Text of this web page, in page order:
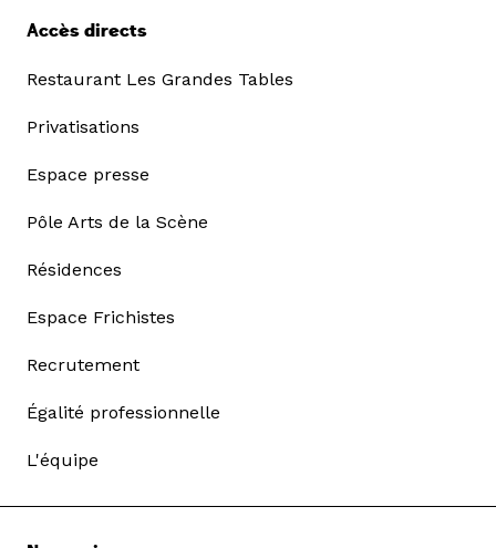
Accès directs
Restaurant Les Grandes Tables
Privatisations
Espace presse
Pôle Arts de la Scène
Résidences
Espace Frichistes
Recrutement
Égalité professionnelle
L'équipe